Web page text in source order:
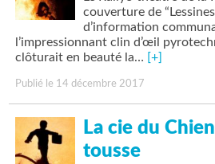
couverture de
d’information
l’impressionnant clin d’œil
clôturait en beauté la… [+]
Publié le 14 décembre 2017
La cie du
tousse